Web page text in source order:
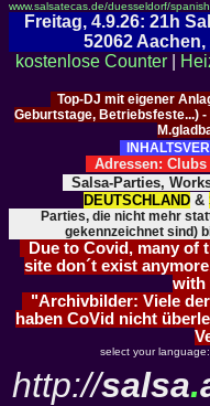
www.salsatecas.de/duesseldorf/
Freitag, 4.9.26: 21h
52062
kostenlose Counter|
Top-DJ mit eigener
Geburtstage, Betriebsfeste...)
Adressen:
Salsa-Parties,
DEUTSCHLAND &
Parties, die nicht mehr
gekennzeichnet sind)
Due to Covid, many of
site don´t exist
with
"Archivbilder: Viele
haben CoVid nicht
select your
http://salsa.